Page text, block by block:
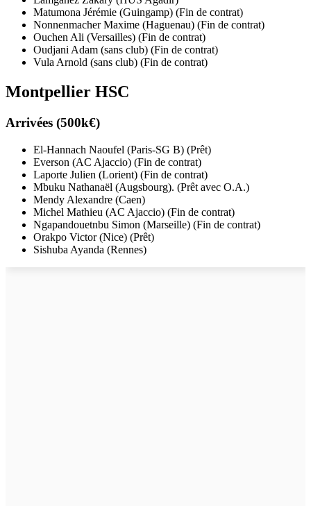
Matumona Jérémie (Guingamp) (Fin de contrat)
Nonnenmacher Maxime (Haguenau) (Fin de contrat)
Ouchen Ali (Versailles) (Fin de contrat)
Oudjani Adam (sans club) (Fin de contrat)
Vula Arnold (sans club) (Fin de contrat)
Montpellier HSC
Arrivées (500k€)
El-Hannach Naoufel (Paris-SG B) (Prêt)
Everson (AC Ajaccio) (Fin de contrat)
Laporte Julien (Lorient) (Fin de contrat)
Mbuku Nathanaël (Augsbourg). (Prêt avec O.A.)
Mendy Alexandre (Caen)
Michel Mathieu (AC Ajaccio) (Fin de contrat)
Ngapandouetnbu Simon (Marseille) (Fin de contrat)
Orakpo Victor (Nice) (Prêt)
Sishuba Ayanda (Rennes)